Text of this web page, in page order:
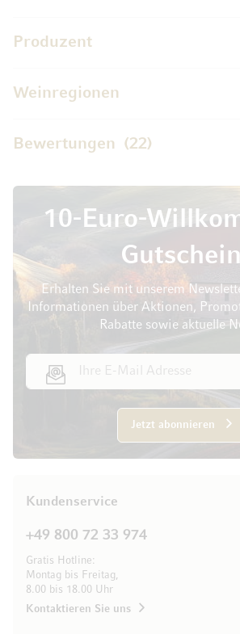
Produzent
Weinregionen
Bewertungen 22
10-Euro-
Gutschein
Erhalten Sie mit unserem
Informationen über Aktionen,
Rabatte sowie aktuelle
Jetzt abonnieren
Kundenservice
+49 800 72 33 974
Gratis Hotline:
Montag bis Freitag,
8.00 bis 18.00 Uhr
Kontaktieren Sie uns